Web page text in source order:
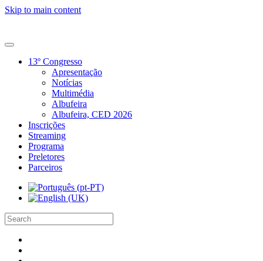
Skip to main content
13º Congresso
Apresentação
Notícias
Multimédia
Albufeira
Albufeira, CED 2026
Inscrições
Streaming
Programa
Preletores
Parceiros